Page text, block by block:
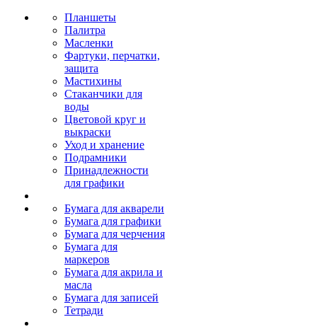
Планшеты
Палитра
Масленки
Фартуки, перчатки,
защита
Мастихины
Стаканчики для
воды
Цветовой круг и
выкраски
Уход и хранение
Подрамники
Принадлежности
для графики
Бумага для акварели
Бумага для графики
Бумага для черчения
Бумага для
маркеров
Бумага для акрила и
масла
Бумага для записей
Тетради